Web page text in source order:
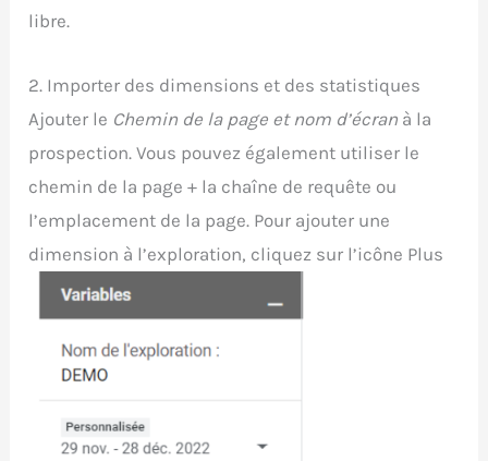
libre.
2. Importer des dimensions et des statistiques
Ajouter le Chemin de la page et nom d’écran à la
prospection. Vous pouvez également utiliser le
chemin de la page + la chaîne de requête ou
l’emplacement de la page. Pour ajouter une
dimension à l’exploration, cliquez sur l’icône Plus